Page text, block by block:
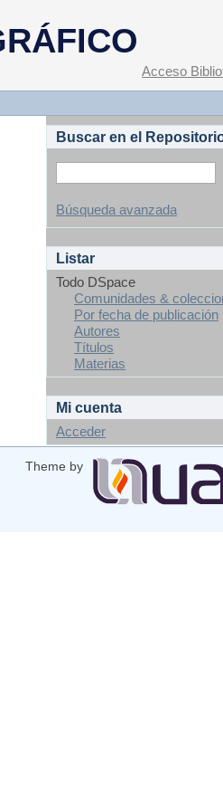
Acceso
Buscar en el
Búsqueda avanzada
Listar
Todo DSpace
Comunidades &
Por fecha de publicación
Autores
Títulos
Materias
Mi cuenta
Acceder
Theme by